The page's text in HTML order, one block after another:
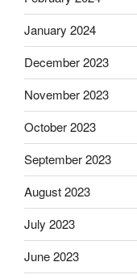
January 2024
December 2023
November 2023
October 2023
September 2023
August 2023
July 2023
June 2023